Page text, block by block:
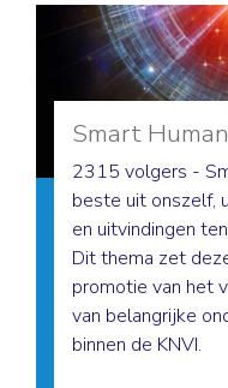
Smart
2315 volgers -
beste uit onszelf,
en uitvindingen
Dit thema zet
promotie van het
van belangrijke
binnen de KNVI.